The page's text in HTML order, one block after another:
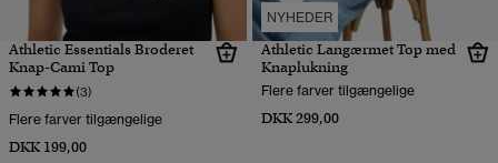
Athletic Essentials Broderet
Knap-Cami Top
(3)
Flere farver tilgængelige
DKK 199,00
NYHEDER
Athletic Langærmet Top med
Knaplukning
Flere farver tilgængelige
DKK 299,00